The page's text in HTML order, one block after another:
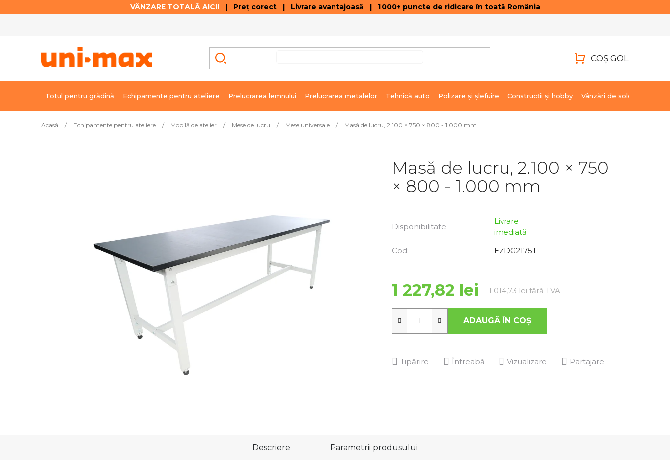
VÂNZARE TOTALĂ AICI!| Preț corect | Livrare avantajoasă | 1 000+ puncte de ridicare în toată România
DE
COŞ GOL
Totul pentru grădină Echipamente pentru ateliere Prelucrarea lemnului Prelucrarea metalelor Tehnică auto Polizare şi şlefuire Construcții și hobby Vânzări de soldare
Acasă / Echipamente pentru ateliere / Mobilă de atelier / Mese de lucru / Mese universale / Masă de lucru, 2.100 × 750 × 800 - 1.000 mm
Masă de lucru, 2.100 × 750
× 800 - 1.000 mm
Disponibilitate
Livrare
imediată
Cod:
EZDG2175T
1 227,82 lei 1 014,73 lei fără TVA
ADAUGĂ ÎN COŞ
Tipărire Întreabă Vizualizare Partajare
Descriere Parametrii produsului